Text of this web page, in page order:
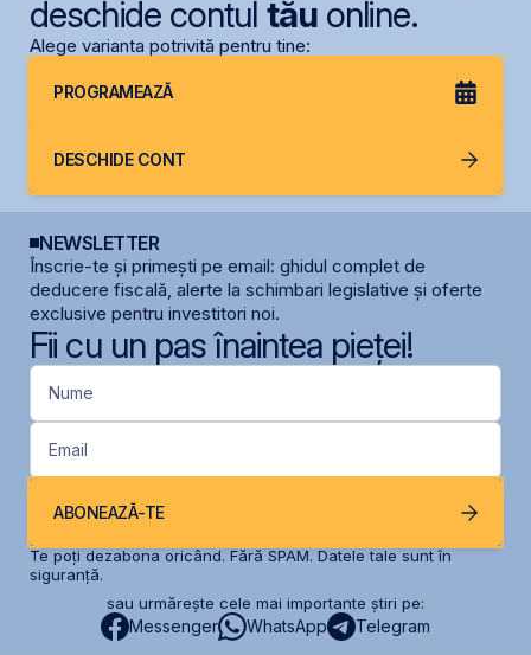
deschide contul tăuonline.
Alege varianta potrivită pentru tine:
PROGRAMEAZĂ
DESCHIDE CONT
NEWSLETTER
Înscrie-te și primești pe email: ghidul complet de
deducere fiscală, alerte la schimbari legislative și oferte
exclusive pentru investitori noi.
Fii cu un pas înaintea pieței!
Nume
Email
ABONEAZĂ-TE
Te poți dezabona oricând. Fără SPAM. Datele tale sunt în
siguranță.
sau urmărește cele mai importante știri pe:
Messenger WhatsApp Telegram